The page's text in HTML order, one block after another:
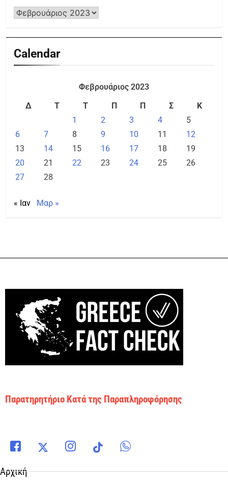
Calendar
Φεβρουάριος 2023
Δ
Τ Τ Π Π Σ
Κ
1
2 3 4
5
6
7 8 9 10 11
12
13
14 15 16 17 18
19
20
21 22 23 24 25
26
27
28
« Ιαν Μαρ »
Παρατηρητήριο Κατά της Παραπληροφόρησης
Αρχική